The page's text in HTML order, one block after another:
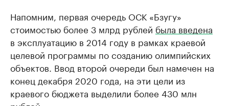
Напомним, первая очередь ОСК «Бзугу»
стоимостью более 3 млрд рублей была введена
в эксплуатацию в 2014 году в рамках краевой
целевой программы по созданию олимпийских
объектов. Ввод второй очереди был намечен на
конец декабря 2020 года, на эти цели из
краевого бюджета выделили более 430 млн